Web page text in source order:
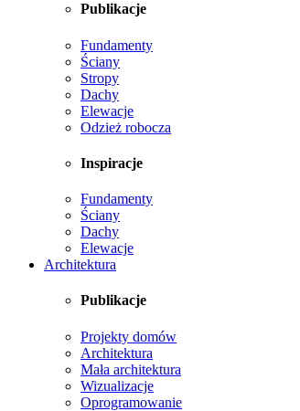
Publikacje
Fundamenty
Ściany
Stropy
Dachy
Elewacje
Odzież robocza
Inspiracje
Fundamenty
Ściany
Dachy
Elewacje
Architektura
Publikacje
Projekty domów
Architektura
Mała architektura
Wizualizacje
Oprogramowanie